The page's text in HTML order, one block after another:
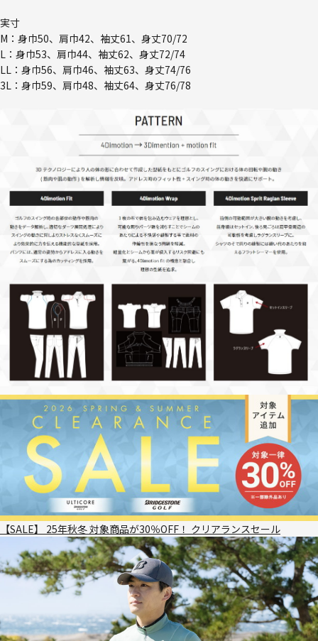
実寸
M：身巾50、肩巾42、袖丈61、身丈70/72
L：身巾53、肩巾44、袖丈62、身丈72/74
LL：身巾56、肩巾46、袖丈63、身丈74/76
3L：身巾59、肩巾48、袖丈64、身丈76/78
【SALE】 25年秋冬 対象商品が30％OFF！ クリアランスセール